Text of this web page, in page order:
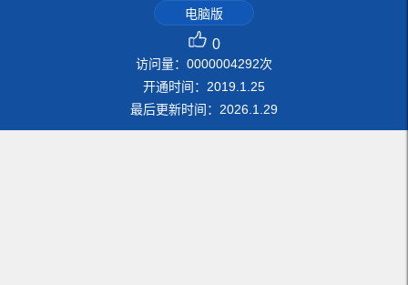
电脑版
0
访问量： 0000004292次
开通时间： 2019 1 25
最后更新时间： 2026 1 29